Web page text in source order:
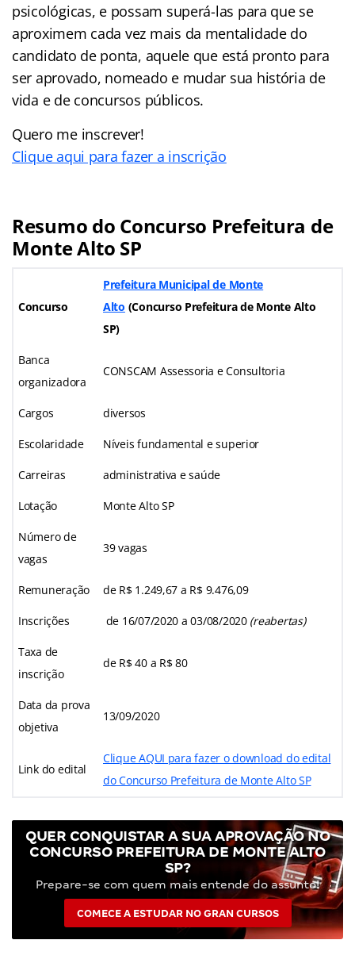
psicológicas, e possam superá-las para que se
aproximem cada vez mais da mentalidade do
candidato de ponta, aquele que está pronto para
ser aprovado, nomeado e mudar sua história de
vida e de concursos públicos.
Quero me inscrever!
Clique aqui para fazer a inscrição
Resumo do Concurso Prefeitura de
Monte Alto SP
Concurso
Prefeitura Municipal de Monte
Alto (Concurso Prefeitura de Monte Alto
SP)
Banca
organizadora
CONSCAM Assessoria e Consultoria
Cargos diversos
Escolaridade Níveis fundamental e superior
Carreiras administrativa e saúde
Lotação Monte Alto SP
Número de
vagas
39 vagas
Remuneração de R$ 1.249,67 a R$ 9.476,09
Inscrições de 16/07/2020 a 03/08/2020 (reabertas)
Taxa de
inscrição
de R$ 40 a R$ 80
Data da prova
objetiva
13/09/2020
Link do edital
Clique AQUI para fazer o download do edital
do Concurso Prefeitura de Monte Alto SP
QUER CONQUISTAR A SUA APROVAÇÃO NO
CONCURSO PREFEITURA DE MONTE ALTO
SP?
Prepare-se com quem mais entende do assunto!
COMECE A ESTUDAR NO GRAN CURSOS